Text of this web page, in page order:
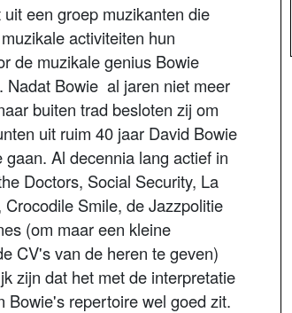
een groep muzikanten die
activiteiten hun
de muzikale genius Bowie
Nadat Bowie al jaren niet meer
buiten trad besloten zij om
uit ruim 40 jaar David Bowie
gaan. Al decennia lang actief in
Doctors, Social Security, La
Crocodile Smile, de Jazzpolitie
(om maar een kleine
CV's van de heren te geven)
zijn dat het met de interpretatie
Bowie's repertoire wel goed zit.